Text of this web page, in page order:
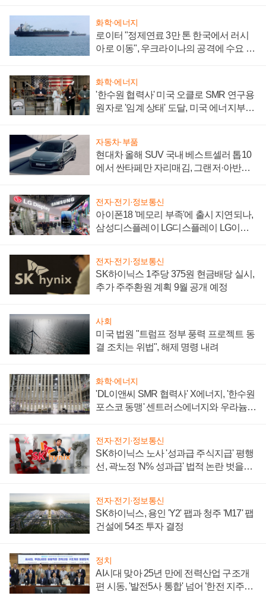
화학·에너지
로이터 "정제연료 3만 톤 한국에서 러시
아로 이동", 우크라이나의 공격에 수요 늘
화학·에너지
'한수원 협력사' 미국 오클로 SMR 연구용
원자로 '임계 상태' 도달, 미국 에너지부
자동차·부품
현대차 올해 SUV 국내 베스트셀러 톱10
에서 싼타페만 자리매김, 그랜저·아반떼
전자·전기·정보통신
아이폰18 '메모리 부족'에 출시 지연되나,
삼성디스플레이 LG디스플레이 LG이노
전자·전기·정보통신
SK하이닉스 1주당 375원 현금배당 실시,
추가 주주환원 계획 9월 공개 예정
사회
미국 법원 "트럼프 정부 풍력 프로젝트 동
결 조치는 위법", 해제 명령 내려
화학·에너지
'DL이앤씨 SMR 협력사' X에너지, '한수원
포스코 동맹' 센트러스에너지와 우라늄
전자·전기·정보통신
SK하이닉스 노사 '성과급 주식지급' 평행
선, 곽노정 'N% 성과급' 법적 논란 벗을지
전자·전기·정보통신
SK하이닉스, 용인 'Y2' 팹과 청주 'M17' 팹
건설에 54조 투자 결정
정치
AI시대 맞아 25년 만에 전력산업 구조개
편 시동, '발전5사 통합' 넘어 '한전 지주사'